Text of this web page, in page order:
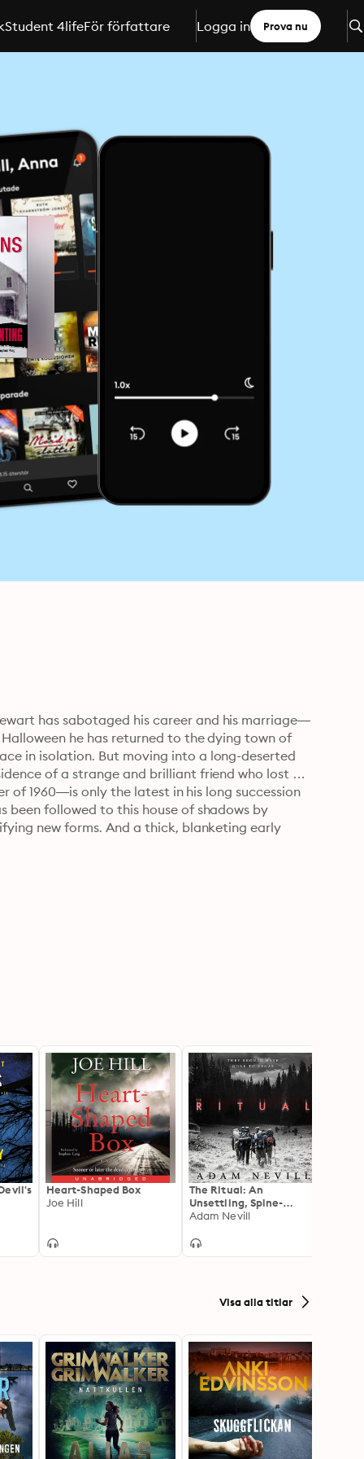
Student 4lifeFör författare Logga in Prova nu
has sabotaged his career and his marriage—
he has returned to the dying town of
in isolation. But moving into a long-deserted
of a strange and brilliant friend who lost his
of 1960—is only the latest in his long succession
been followed to this house of shadows by
new forms. And a thick, blanketing early
Heart-Shaped Box
Joe Hill
The Ritual: An
Unsettling, Spine-
Chilling Thriller, Now a
Adam Nevill
Visa alla titlar